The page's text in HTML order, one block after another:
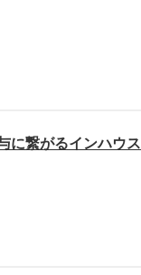
に繋がるインハウス